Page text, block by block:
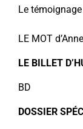
Le témoignage
LE MOT
LE BILLET
BD
DOSSIER